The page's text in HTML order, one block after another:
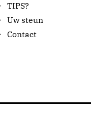
TIPS?
Uw steun
Contact